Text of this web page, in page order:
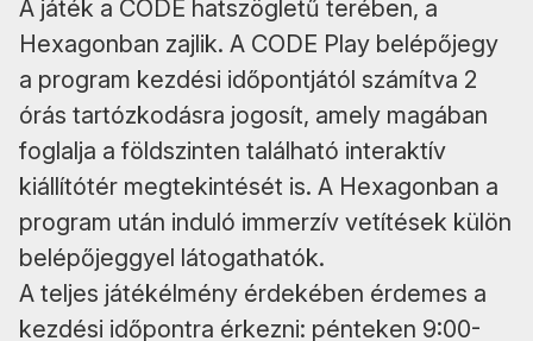
A játék a CODE hatszögletű terében, a
Hexagonban zajlik. A CODE Play belépőjegy
a program kezdési időpontjától számítva 2
órás tartózkodásra jogosít, amely magában
foglalja a földszinten található interaktív
kiállítótér megtekintését is. A Hexagonban a
program után induló immerzív vetítések külön
belépőjeggyel látogathatók.
A teljes játékélmény érdekében érdemes a
kezdési időpontra érkezni: pénteken 9:00-